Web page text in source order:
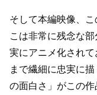
そして本編映像、こ
こは非常に残念な
実にアニメ化され
まで繊細に忠実に
の面白さ」がこの作